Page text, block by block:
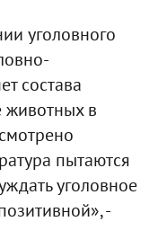
уголовного
состава
животных в
пытаются
уголовное
-